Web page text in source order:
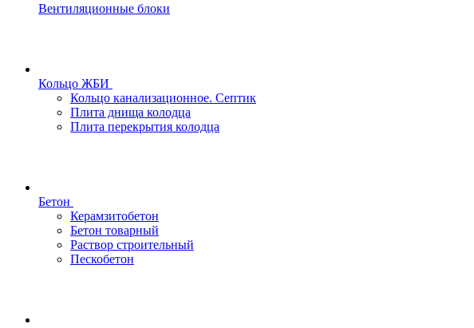
Вентиляционные блоки
Кольцо ЖБИ
Кольцо канализационное. Септик
Плита днища колодца
Плита перекрытия колодца
Бетон
Керамзитобетон
Бетон товарный
Раствор строительный
Пескобетон